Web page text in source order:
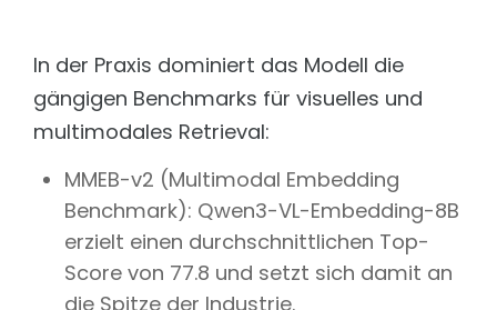
In der Praxis dominiert das Modell die
gängigen Benchmarks für visuelles und
multimodales Retrieval:
MMEB-v2 (Multimodal Embedding
Benchmark): Qwen3-VL-Embedding-8B
erzielt einen durchschnittlichen Top-
Score von 77.8 und setzt sich damit an
die Spitze der Industrie.